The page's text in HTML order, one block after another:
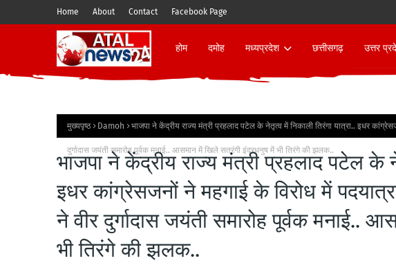
Home About Contact Facebook Page
होम दमोह मध्यप्रदेश छत्तीसगढ़ उत्तर
मुख्यपृष्ठ Damoh भाजपा ने केंद्रीय राज्य मंत्री प्रहलाद पटेल के नेतृत्व में निकाली तिरंगा यात्रा.. इधर
दुर्गादास जयंती समारोह पूर्वक मनाई.. आसमान में खिले सतरंगी इंद्रधनुष में भी तिरंगे की झलक..
भाजपा ने केंद्रीय राज्य मंत्री प्रहलाद पटेल के
इधर कांग्रेसजनों ने महगाई के विरोध में
ने वीर दुर्गादास जयंती समारोह पूर्वक मनाई..
भी तिरंगे की झलक..